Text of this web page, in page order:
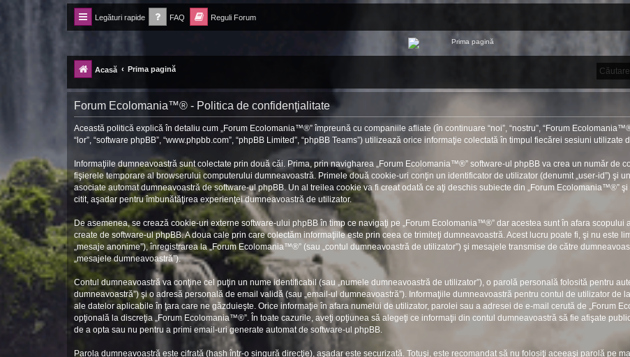
Legături rapide FAQ Reguli Forum
Forum Ecolomania™®
-= Idei pentru viitor =-
Acasă Prima pagină
Forum Ecolomania™® - Politica de confidenţialitate
Această politică explică în detaliu cum „Forum Ecolomania™®” împreună cu companiile afliate (în continuare “noi”, “nostru”, “Forum
“lor”, “software phpBB”, “www.phpbb.com”, “phpBB Limited”, “phpBB Teams”) utilizează orice informaţie colectată în timpul fiecărei sesiuni
Informaţiile dumneavoastră sunt colectate prin două căi. Prima, prin navigharea „Forum Ecolomania™®” software-ul phpBB va crea un număr de
fişierele temporare al browserului computerului dumneavoastră. Primele două cookie-uri conţin un identificator de utilizator (denumit „user-id”) şi
asociate automat dumneavoastră de software-ul phpBB. Un al treilea cookie va fi creat odată ce aţi deschis subiecte din „Forum Ecolomania™®”
citit, aşadar pentru îmbunătăţirea experienţei dumneavoastră de utilizator.
De asemenea, se crează cookie-uri externe software-ului phpBB în timp ce navigaţi pe „Forum Ecolomania™®” dar acestea sunt în afara
create de software-ul phpBB. A doua cale prin care colectăm informaţiile este prin ceea ce trimiteţi dumneavoastră. Acest lucru poate fi, şi nu este
„mesaje anonime”), înregistrarea la „Forum Ecolomania™®” (sau „contul dumneavoastră de utilizator”) şi mesajele transmise de către
„mesajele dumneavoastră”).
Contul dumneavoastră va conţine cel puţin un nume identificabil (sau „numele dumneavoastră de utilizator”), o parolă personală folosită pentru
dumneavoastră”) şi o adresă personală de email validă (sau „email-ul dumneavoastră”). Informaţiile dumneavoastră pentru contul de utilizator
ale datelor aplicabile în ţara care ne găzduieşte. Orice informaţie în afara numelui de utilizator, parolei sau a adresei de e-mail cerută de „Forum
opţională la discreţia „Forum Ecolomania™®”. În toate cazurile, aveţi opţiunea să alegeţi ce informaţii din contul dumneavoastră să fie afişate
de a opta sau nu pentru a primi email-uri generate automat de software-ul phpBB.
Parola dumneavoastră este cifrată (hash într-o singură direcţie), aşadar este securizată. Totuşi, este recomandat să nu folosiţi aceeaşi parolă pe